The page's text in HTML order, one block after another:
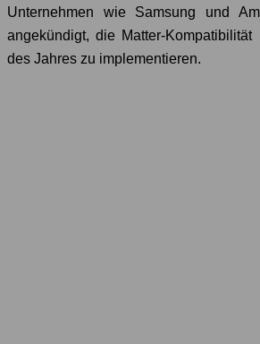
Unternehmen wie Samsung und
angekündigt, die Matter-
des Jahres zu implementieren.